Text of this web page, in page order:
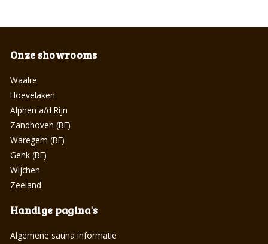
Onze showrooms
Waalre
Hoevelaken
Alphen a/d Rijn
Zandhoven (BE)
Waregem (BE)
Genk (BE)
Wijchen
Zeeland
Handige pagina's
Algemene sauna informatie